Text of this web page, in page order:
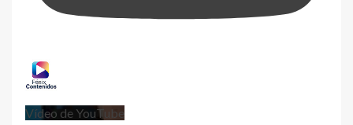
Vídeo de YouTube